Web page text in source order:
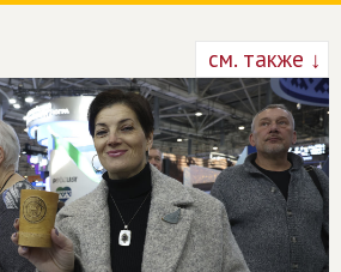
см. также ↓